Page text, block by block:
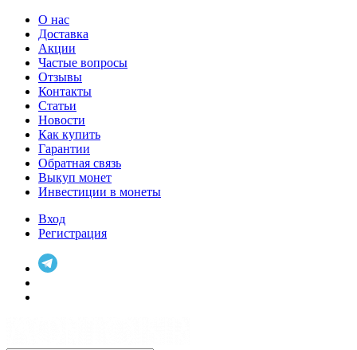
О нас
Доставка
Акции
Частые вопросы
Отзывы
Контакты
Статьи
Новости
Как купить
Гарантии
Обратная связь
Выкуп монет
Инвестиции в монеты
Вход
Регистрация